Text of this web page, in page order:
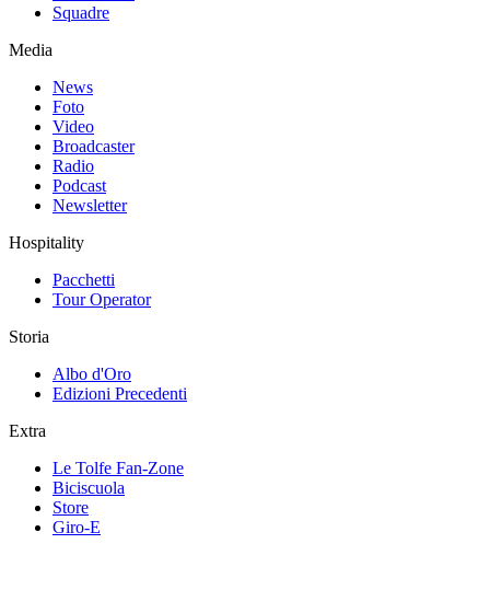
Squadre
Media
News
Foto
Video
Broadcaster
Radio
Podcast
Newsletter
Hospitality
Pacchetti
Tour Operator
Storia
Albo d'Oro
Edizioni Precedenti
Extra
Le Tolfe Fan-Zone
Biciscuola
Store
Giro-E